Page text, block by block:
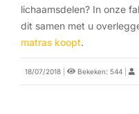
lichaamsdelen? In onze
dit samen met u
matras koopt.
18/07/2018 Bekeken: 544